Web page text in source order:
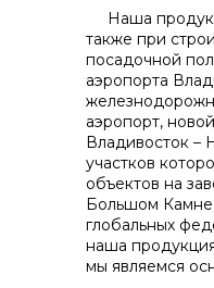
+7 (423)
Наша
также при
посадочной
аэропорта
аэропорт,
Владивосток –
участков
объектов на
Большом
глобальных
наша
мы являемся